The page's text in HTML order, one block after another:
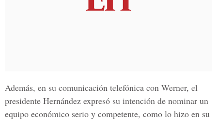
Además, en su comunicación telefónica con Werner, el
presidente Hernández expresó su intención de nominar un
equipo económico serio y competente, como lo hizo en su